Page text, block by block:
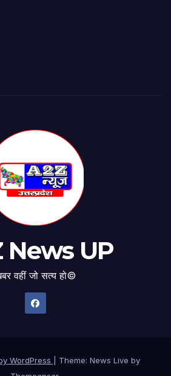
News UP
वहीं जो सत्य हो©
WordPress
Theme: News Live by